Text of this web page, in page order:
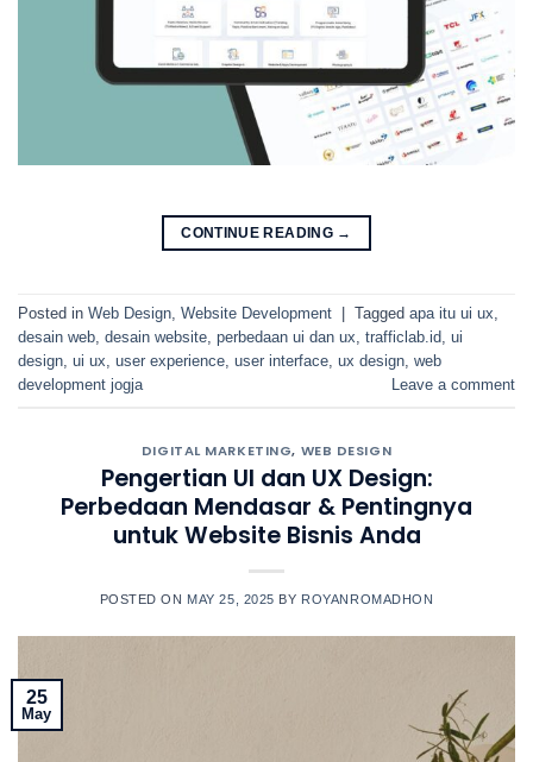
CONTINUE READING →
Posted in Web Design, Website Development Tagged apa itu ui ux,
desain web, desain website, perbedaan ui dan ux, trafficlab.id, ui
design, ui ux, user experience, user interface, ux design, web
development jogja
Leave a comment
DIGITAL MARKETING, WEB DESIGN
Pengertian UI dan UX Design:
Perbedaan Mendasar & Pentingnya
untuk Website Bisnis Anda
POSTED ON MAY 25, 2025 BY ROYANROMADHON
25
May